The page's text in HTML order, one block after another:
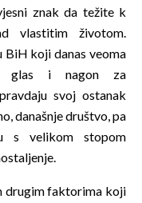
znak da težite k
vlastitim životom.
koji danas veoma
glas i nagon za
svoj ostanak
današnje društvo, pa
s velikom stopom
drugim faktorima koji